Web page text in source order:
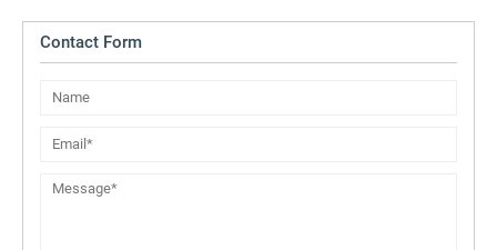
Contact Form